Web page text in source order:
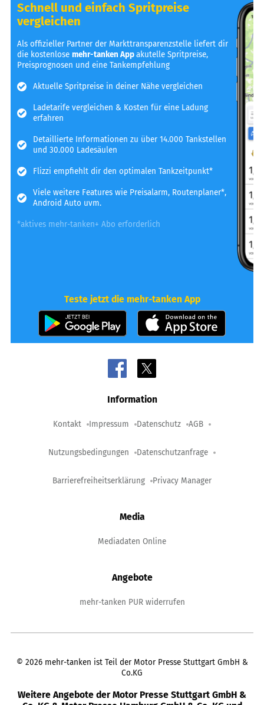
Schnell und einfach Spritpreise
vergleichen
Als offizieller Partner der Markttransparenzstelle liefert dir
die kostenlosemehr-tanken Appakutelle Spritpreise,
Preisprognosen und eine Tankempfehlung
Aktuelle Spritpreise in deiner Nähe vergleichen
Ladetarife vergleichen & Kosten für eine Ladung
erfahren
Detaillierte Informationen zu über 14.000 Tankstellen
und 30.000 Ladesäulen
Flizzi empfiehlt dir den optimalen Tankzeitpunkt*
Viele weitere Features wie Preisalarm, Routenplaner*,
Android Auto uvm.
*aktives mehr-tanken+ Abo erforderlich
Teste jetzt die mehr-tanken App
Information
Kontakt Impressum Datenschutz AGB
Nutzungsbedingungen Datenschutzanfrage
Barrierefreiheitserklärung Privacy Manager
Media
Mediadaten Online
Angebote
mehr-tanken PUR widerrufen
© 2026 mehr-tanken ist Teil der Motor Presse Stuttgart GmbH &
Co.KG
Weitere Angebote der Motor Presse Stuttgart GmbH &